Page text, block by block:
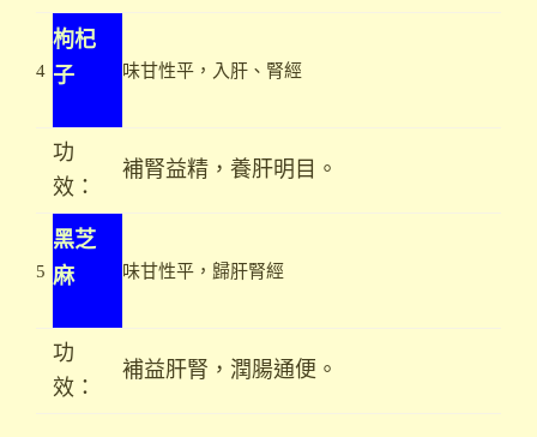
4
枸杞
子
味甘性平，入肝、腎經
功
效：
補腎益精，養肝明目。
5
黑芝
麻
味甘性平，歸肝腎經
功
效：
補益肝腎，潤腸通便。